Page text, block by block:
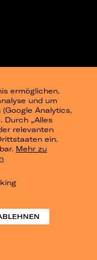
ermöglichen.
und um
Analytics,
Durch „Alles
relevanten
ein.
Mehr zu